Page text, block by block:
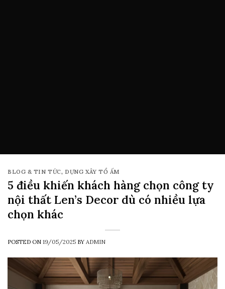
BLOG & TIN TỨC, DỰNG XÂY TỔ ẤM
5 điều khiến khách hàng chọn công ty
nội thất Len’s Decor dù có nhiều lựa
chọn khác
POSTED ON 19/05/2025 BY ADMIN